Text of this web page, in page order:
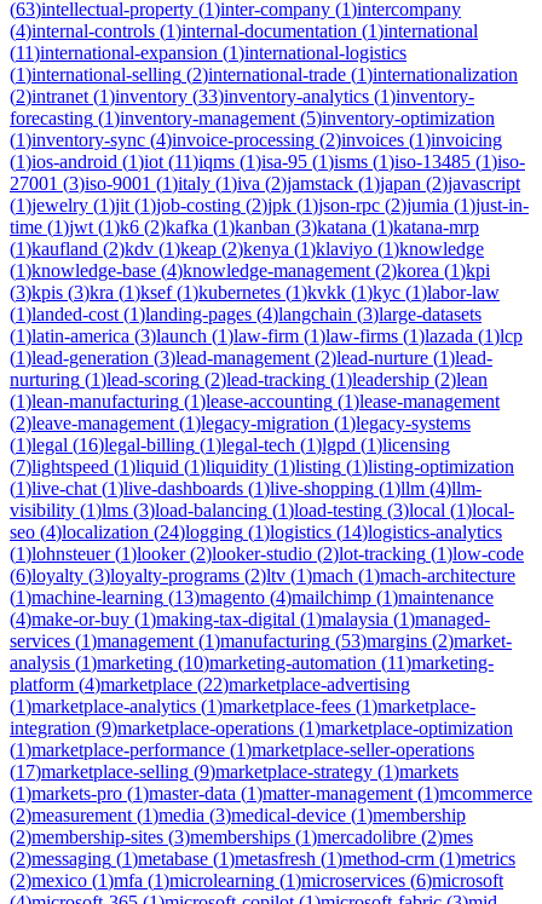
(63)intellectual-property (1)inter-company (1)intercompany
(4)internal-controls (1)internal-documentation (1)international
(11)international-expansion (1)international-logistics
(1)international-selling (2)international-trade (1)internationalization
(2)intranet (1)inventory (33)inventory-analytics (1)inventory-
forecasting (1)inventory-management (5)inventory-optimization
(1)inventory-sync (4)invoice-processing (2)invoices (1)invoicing
(1)ios-android (1)iot (11)iqms (1)isa-95 (1)isms (1)iso-13485 (1)iso-
27001 (3)iso-9001 (1)italy (1)iva (2)jamstack (1)japan (2)javascript
(1)jewelry (1)jit (1)job-costing (2)jpk (1)json-rpc (2)jumia (1)just-in-
time (1)jwt (1)k6 (2)kafka (1)kanban (3)katana (1)katana-mrp
(1)kaufland (2)kdv (1)keap (2)kenya (1)klaviyo (1)knowledge
(1)knowledge-base (4)knowledge-management (2)korea (1)kpi
(3)kpis (3)kra (1)ksef(1)kubernetes (1)kvkk (1)kyc (1)labor-law
(1)landed-cost (1)landing-pages (4)langchain (3)large-datasets
(1)latin-america (3)launch (1)law-firm (1)law-firms (1)lazada (1)lcp
(1)lead-generation (3)lead-management (2)lead-nurture (1)lead-
nurturing (1)lead-scoring (2)lead-tracking (1)leadership (2)lean
(1)lean-manufacturing (1)lease-accounting (1)lease-management
(2)leave-management (1)legacy-migration (1)legacy-systems
(1)legal (16)legal-billing (1)legal-tech (1)lgpd (1)licensing
(7)lightspeed (1)liquid (1)liquidity (1)listing (1)listing-optimization
(1)live-chat (1)live-dashboards (1)live-shopping (1)llm (4)llm-
visibility (1)lms (3)load-balancing (1)load-testing (3)local (1)local-
seo (4)localization (24)logging (1)logistics (14)logistics-analytics
(1)lohnsteuer(1)looker(2)looker-studio (2)lot-tracking (1)low-code
(6)loyalty (3)loyalty-programs (2)ltv (1)mach (1)mach-architecture
(1)machine-learning (13)magento (4)mailchimp (1)maintenance
(4)make-or-buy (1)making-tax-digital (1)malaysia (1)managed-
services (1)management (1)manufacturing (53)margins (2)market-
analysis (1)marketing (10)marketing-automation (11)marketing-
platform (4)marketplace (22)marketplace-advertising
(1)marketplace-analytics (1)marketplace-fees (1)marketplace-
integration (9)marketplace-operations (1)marketplace-optimization
(1)marketplace-performance (1)marketplace-seller-operations
(17)marketplace-selling (9)marketplace-strategy (1)markets
(1)markets-pro (1)master-data (1)matter-management (1)mcommerce
(2)measurement (1)media (3)medical-device (1)membership
(2)membership-sites (3)memberships (1)mercadolibre (2)mes
(2)messaging (1)metabase (1)metasfresh (1)method-crm (1)metrics
(2)mexico (1)mfa (1)microlearning (1)microservices (6)microsoft